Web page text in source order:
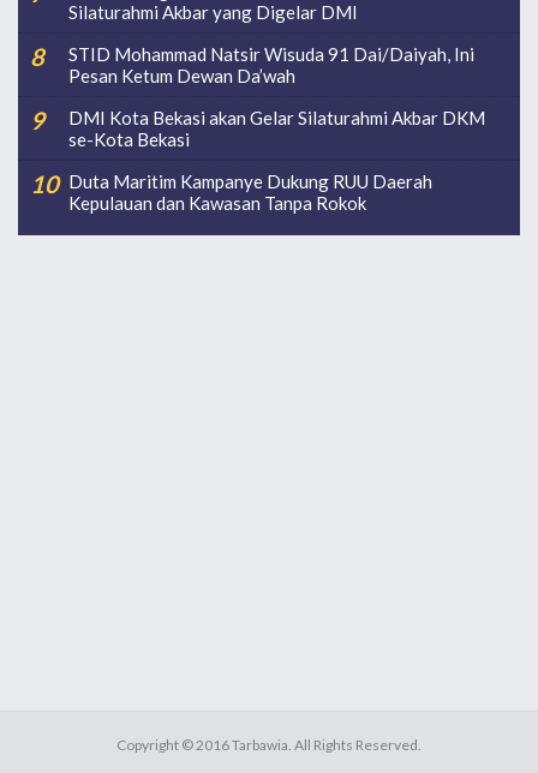
Silaturahmi Akbar yang Digelar DMI
STID Mohammad Natsir Wisuda 91 Dai/Daiyah, Ini
Pesan Ketum Dewan Da’wah
DMI Kota Bekasi akan Gelar Silaturahmi Akbar DKM
se-Kota Bekasi
Duta Maritim Kampanye Dukung RUU Daerah
Kepulauan dan Kawasan Tanpa Rokok
Copyright ©2016Tarbawia. All Rights Reserved.